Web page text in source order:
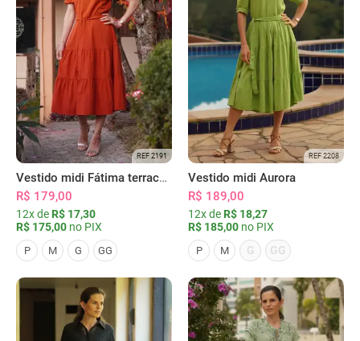
REF 2191
Vestido midi Fátima terracota
R$ 179,00
12x de R$ 17,30
R$ 175,00 no PIX
P M G GG
REF 2208
Vestido midi Aurora
R$ 189,00
12x de R$ 18,27
R$ 185,00 no PIX
P M G GG